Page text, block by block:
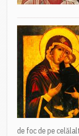
de foc de pe